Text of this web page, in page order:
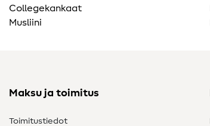
Collegekankaat
Musliini
Maksu ja toimitus
Toimitustiedot